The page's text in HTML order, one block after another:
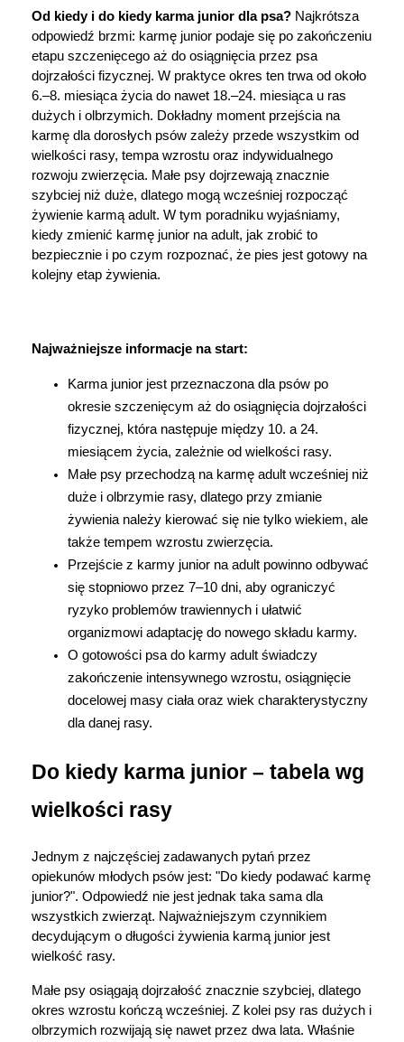
Kosmetyki
Mężczyzna
Zdrowy styl życia
Zabawki
Sprzęt medyczny
Motoryzacja
Od kiedy i do kiedy karma junior dla psa? Najkrótsza
odpowiedź brzmi: karmę junior podaje się po zakończeniu
etapu szczenięcego aż do osiągnięcia przez psa
dojrzałości fizycznej. W praktyce okres ten trwa od około
6.–8. miesiąca życia do nawet 18.–24. miesiąca u ras
dużych i olbrzymich. Dokładny moment przejścia na
karmę dla dorosłych psów zależy przede wszystkim od
wielkości rasy, tempa wzrostu oraz indywidualnego
rozwoju zwierzęcia. Małe psy dojrzewają znacznie
szybciej niż duże, dlatego mogą wcześniej rozpocząć
żywienie karmą adult. W tym poradniku wyjaśniamy,
kiedy zmienić karmę junior na adult, jak zrobić to
bezpiecznie i po czym rozpoznać, że pies jest gotowy na
kolejny etap żywienia.
Najważniejsze informacje na start:
Karma junior jest przeznaczona dla psów po
okresie szczenięcym aż do osiągnięcia dojrzałości
fizycznej, która następuje między 10. a 24.
miesiącem życia, zależnie od wielkości rasy.
Małe psy przechodzą na karmę adult wcześniej niż
duże i olbrzymie rasy, dlatego przy zmianie
żywienia należy kierować się nie tylko wiekiem, ale
także tempem wzrostu zwierzęcia.
Przejście z karmy junior na adult powinno odbywać
się stopniowo przez 7–10 dni, aby ograniczyć
ryzyko problemów trawiennych i ułatwić
organizmowi adaptację do nowego składu karmy.
O gotowości psa do karmy adult świadczy
zakończenie intensywnego wzrostu, osiągnięcie
docelowej masy ciała oraz wiek charakterystyczny
dla danej rasy.
Do kiedy karma junior – tabela wg
wielkości rasy
Jednym z najczęściej zadawanych pytań przez
opiekunów młodych psów jest: "Do kiedy podawać karmę
junior?". Odpowiedź nie jest jednak taka sama dla
wszystkich zwierząt. Najważniejszym czynnikiem
decydującym o długości żywienia karmą junior jest
wielkość rasy.
Małe psy osiągają dojrzałość znacznie szybciej, dlatego
okres wzrostu kończą wcześniej. Z kolei psy ras dużych i
olbrzymich rozwijają się nawet przez dwa lata. Właśnie